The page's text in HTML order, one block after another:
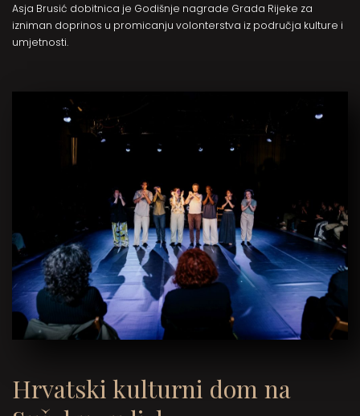
Asja Brusić dobitnica je Godišnje nagrade Grada Rijeke za
izniman doprinos u promicanju volonterstva iz područja kulture i
umjetnosti.
Hrvatski kulturni dom na